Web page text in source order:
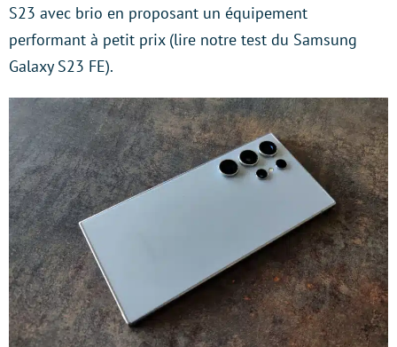
S23 avec brio en proposant un équipement
performant à petit prix (lire notre test du Samsung
Galaxy S23 FE).